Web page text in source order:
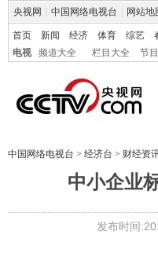
央视网 中国网络电视台 网站地
首页 新闻 经济 体育 综艺
电视
频道大全 栏目大全 节
中国网络电视台 > 经济台 > 财经资
中小企业
发布时间